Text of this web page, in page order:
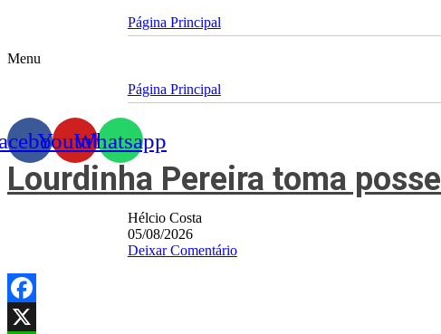
Página Principal
Menu
Página Principal
YoutubeWhatsapp
Lourdinha Pereira toma
Hélcio Costa
05/08/2026
Deixar Comentário
Facebook